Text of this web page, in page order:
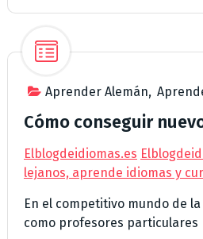
Aprender Alemán,
Cómo conseguir
Elblogdeidiomas.es
lejanos, aprende idiomas y
En el competitivo mundo de
como profesores